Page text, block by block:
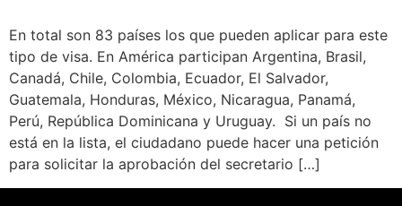
En total son 83 países los que pueden aplicar para este
tipo de visa. En América participan Argentina, Brasil,
Canadá, Chile, Colombia, Ecuador, El Salvador,
Guatemala, Honduras, México, Nicaragua, Panamá,
Perú, República Dominicana y Uruguay. Si un país no
está en la lista, el ciudadano puede hacer una petición
para solicitar la aprobación del secretario […]